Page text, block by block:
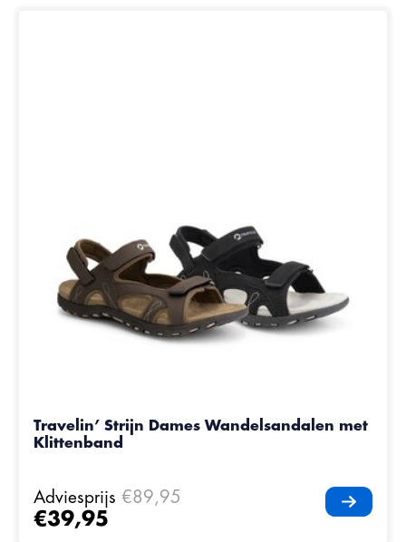
Travelin’ Strijn Dames Wandelsandalen met
Klittenband
Adviesprijs €89,95
€39,95